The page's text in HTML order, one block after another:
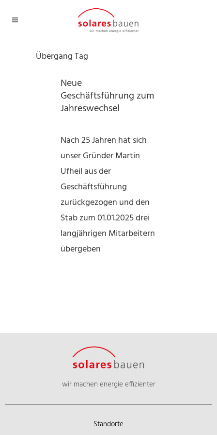
Übergang Tag
Neue
Geschäftsführung zum
Jahreswechsel
Nach 25 Jahren hat sich
unser Gründer Martin
Ufheil aus der
Geschäftsführung
zurückgezogen und den
Stab zum 01.01.2025 drei
langjährigen Mitarbeitern
übergeben
wir machen energie effizienter
Standorte